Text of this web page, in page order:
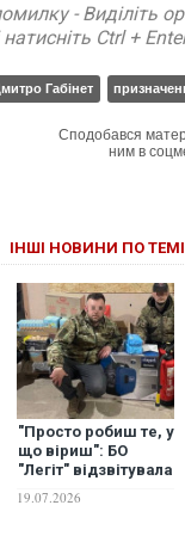
- Виділіть
Ctrl +
Габінет
Сподобався
ним в
ІНШІ НОВИНИ ПО ТЕМІ
"Просто робиш те, у
що віриш": БО
"Легіт" відзвітувала
про масштабну
допомогу
19.07.2026